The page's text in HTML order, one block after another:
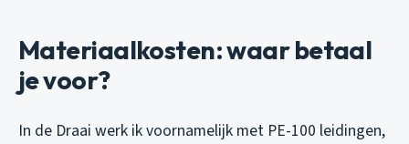
Materiaalkosten: waar betaal
je voor?
In de Draai werk ik voornamelijk met PE-100 leidingen,